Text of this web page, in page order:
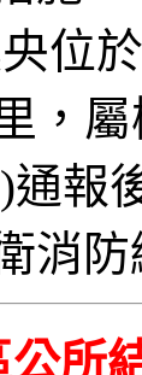
位
，
通報
消
公所